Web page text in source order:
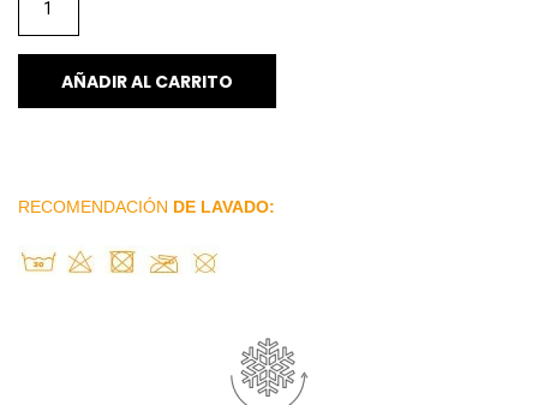
AÑADIR AL CARRITO
RECOMENDACIÓN DE LAVADO: